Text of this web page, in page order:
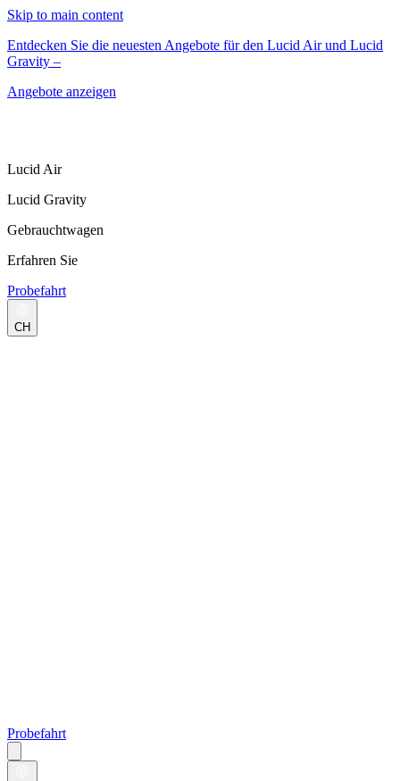
Skip to main content
Entdecken Sie die neuesten Angebote für den Lucid Air und Lucid
Gravity –
Angebote anzeigen
Lucid Air
Lucid Gravity
Gebrauchtwagen
Erfahren Sie
Probefahrt
CH
Probefahrt